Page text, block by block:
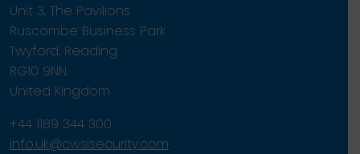
Unit 3, The Pavilions
Ruscombe Business Park
Twyford, Reading
RG10 9NN
United Kingdom
+44 1189 344 300
info.uk@cwsisecurity.com